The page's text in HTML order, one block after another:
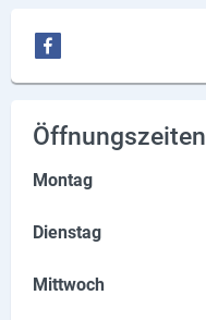
Öffnungszeiten
Montag
Dienstag
Mittwoch
Social Media